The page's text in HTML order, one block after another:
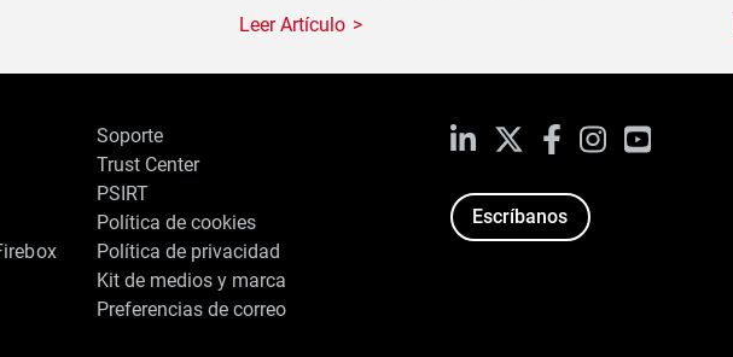
Leer Artículo
Soporte
Trust Center
PSIRT
Política de cookies
Política de privacidad
Kit de medios y marca
Preferencias de correo
LinkedIn Facebook
InstagramYouTube
Escríbanos